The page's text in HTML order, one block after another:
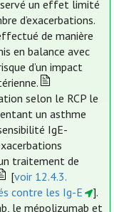
un effet limité
d’exacerbations.
de manière
en balance avec
d’un impact
selon le RCP le
un asthme
IgE-
traitement de
[voir 12.4.3.
contre les Ig-E
].
le mépolizumab et